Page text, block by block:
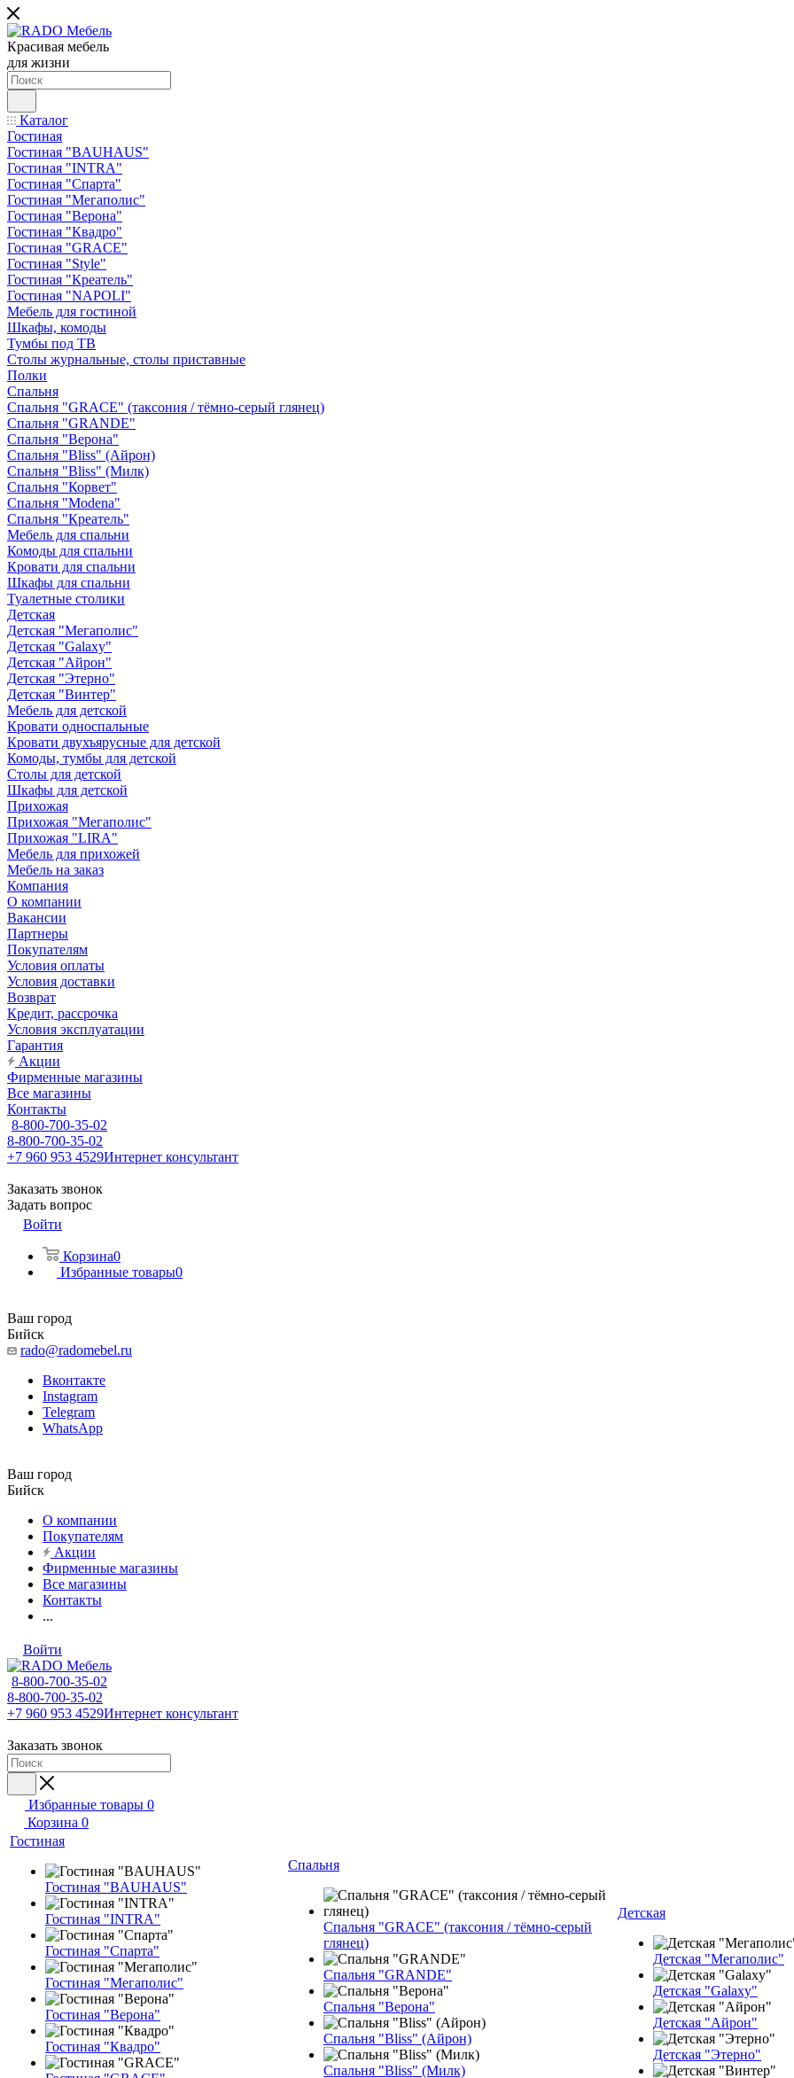
Красивая мебель
для жизни
Каталог
Гостиная
Гостиная "BAUHAUS"
Гостиная "INTRA"
Гостиная "Спарта"
Гостиная "Мегаполис"
Гостиная "Верона"
Гостиная "Квадро"
Гостиная "GRACE"
Гостиная "Style"
Гостиная "Креатель"
Гостиная "NAPOLI"
Мебель для гостиной
Шкафы, комоды
Тумбы под ТВ
Столы журнальные, столы приставные
Полки
Спальня
Спальня "GRACE" (таксония / тёмно-серый глянец)
Спальня "GRANDE"
Спальня "Верона"
Спальня "Bliss" (Айрон)
Спальня "Bliss" (Милк)
Спальня "Корвет"
Спальня "Modena"
Спальня "Креатель"
Мебель для спальни
Комоды для спальни
Кровати для спальни
Шкафы для спальни
Туалетные столики
Детская
Детская "Мегаполис"
Детская "Galaxy"
Детская "Айрон"
Детская "Этерно"
Детская "Винтер"
Мебель для детской
Кровати односпальные
Кровати двухъярусные для детской
Комоды, тумбы для детской
Столы для детской
Шкафы для детской
Прихожая
Прихожая "Мегаполис"
Прихожая "LIRA"
Мебель для прихожей
Мебель на заказ
Компания
О компании
Вакансии
Партнеры
Покупателям
Условия оплаты
Условия доставки
Возврат
Кредит, рассрочка
Условия эксплуатации
Гарантия
Акции
Фирменные магазины
Все магазины
Контакты
8-800-700-35-02
8-800-700-35-02
+7 960 953 4529Интернет консультант
Заказать звонок
Задать вопрос
Войти
Корзина0
Избранные товары0
Ваш город
Бийск
rado@radomebel.ru
Вконтакте
Instagram
Telegram
WhatsApp
Ваш город
Бийск
О компании
Покупателям
Акции
Фирменные магазины
Все магазины
Контакты
...
Войти
8-800-700-35-02
8-800-700-35-02
+7 960 953 4529Интернет консультант
Заказать звонок
Избранные товары 0
Корзина 0
Гостиная
Гостиная "BAUHAUS"
Гостиная "INTRA"
Гостиная "Спарта"
Гостиная "Мегаполис"
Гостиная "Верона"
Гостиная "Квадро"
Спальня
Спальня "GRACE" (таксония / тёмно-серый
глянец)
Спальня "GRANDE"
Спальня "Верона"
Спальня "Bliss" (Айрон)
Спальня "Bliss" (Милк)
Детская
Детская "Мегаполис"
Детская "Galaxy"
Детская "Айрон"
Детская "Этерно"